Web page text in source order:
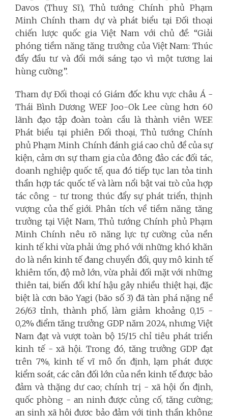
Davos (Thuỵ Sĩ), Thủ tướng Chính phủ Phạm
Minh Chính tham dự và phát biểu tại Đối thoại
chiến lược quốc gia Việt Nam với chủ đề: “Giải
phóng tiềm năng tăng trưởng của Việt Nam: Thúc
đẩy đầu tư và đổi mới sáng tạo vì một tương lai
hùng cường”.
Tham dự Đối thoại có Giám đốc khu vực châu Á -
Thái Bình Dương WEF Joo-Ok Lee cùng hơn 60
lãnh đạo tập đoàn toàn cầu là thành viên WEF.
Phát biểu tại phiên Đối thoại, Thủ tướng Chính
phủ Phạm Minh Chính đánh giá cao chủ đề của sự
kiện, cảm ơn sự tham gia của đông đảo các đối tác,
doanh nghiệp quốc tế, qua đó tiếp tục lan tỏa tinh
thần hợp tác quốc tế và làm nổi bật vai trò của hợp
tác công - tư trong thúc đẩy sự phát triển, thịnh
vượng của thế giới. Phân tích về tiềm năng tăng
trưởng tại Việt Nam, Thủ tướng Chính phủ Phạm
Minh Chính nêu rõ năng lực tự cường của nền
kinh tế khi vừa phải ứng phó với những khó khăn
do là nền kinh tế đang chuyển đổi, quy mô kinh tế
khiêm tốn, độ mở lớn, vừa phải đối mặt với những
thiên tai, biến đổi khí hậu gây nhiều thiệt hại, đặc
biệt là cơn bão Yagi (bão số 3) đã tàn phá nặng nề
26/63 tỉnh, thành phố, làm giảm khoảng 0,15 -
0,2% điểm tăng trưởng GDP năm 2024, nhưng Việt
Nam đạt và vượt toàn bộ 15/15 chỉ tiêu phát triển
kinh tế - xã hội. Trong đó, tăng trưởng GDP đạt
trên 7%, kinh tế vĩ mô ổn định, lạm phát được
kiểm soát, các cân đối lớn của nền kinh tế được bảo
đảm và thặng dư cao; chính trị - xã hội ổn định,
quốc phòng - an ninh được củng cố, tăng cường;
an sinh xã hội được bảo đảm với tinh thần không